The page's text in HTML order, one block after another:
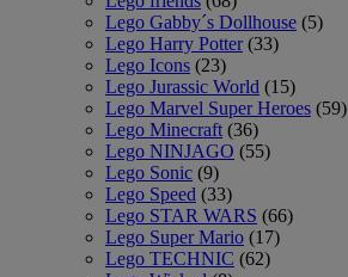
Lego Gabby´s Dollhouse (5)
Lego Harry Potter (33)
Lego Icons (23)
Lego Jurassic World (15)
Lego Marvel Super Heroes (59)
Lego Minecraft (36)
Lego NINJAGO (55)
Lego Sonic (9)
Lego Speed (33)
Lego STAR WARS (66)
Lego Super Mario (17)
Lego TECHNIC (62)